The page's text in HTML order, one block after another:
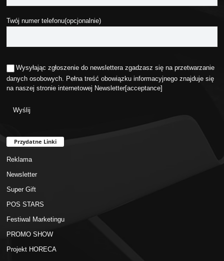
Twój numer telefonu(opcjonalnie)
Wysyłając zgłoszenie do newslettera zgadzasz się na przetwarzanie
danych osobowych. Pełna treść obowiązku informacyjnego znajduje się
na naszej stronie internetowej Newsletter[acceptance]
Przydatne Linki
Reklama
Newsletter
Super Gift
POS STARS
Festiwal Marketingu
PROMO SHOW
Projekt HORECA